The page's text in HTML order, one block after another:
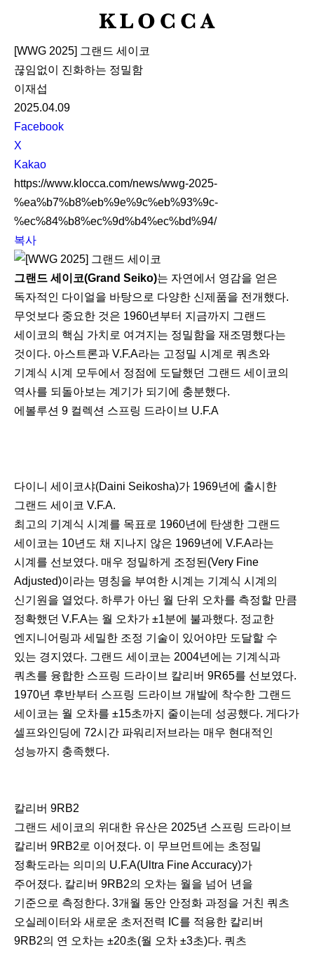
K
O
C
[WWG 2025] 그랜드 세이코
끊임없이 진화하는 정밀함
이재섭
2025.04.09
S
N
S
S
h
a
r
e
Facebook
X
Kakao
https://www.klocca.com/news/wwg-2025-
%ea%b7%b8%eb%9e%9c%eb%93%9c-
%ec%84%b8%ec%9d%b4%ec%bd%94/
복사
그랜드 세이코(Grand Seiko)는 자연에서 영감을 얻은
독자적인 다이얼을 바탕으로 다양한 신제품을 전개했다.
무엇보다 중요한 것은 1960년부터 지금까지 그랜드
세이코의 핵심 가치로 여겨지는 정밀함을 재조명했다는
것이다. 아스트론과 V.F.A라는 고정밀 시계로 쿼츠와
기계식 시계 모두에서 정점에 도달했던 그랜드 세이코의
역사를 되돌아보는 계기가 되기에 충분했다.
에볼루션 9 컬렉션 스프링 드라이브 U.F.A
다이니 세이코샤(Daini Seikosha)가 1969년에 출시한
그랜드 세이코 V.F.A.
최고의 기계식 시계를 목표로 1960년에 탄생한 그랜드
세이코는 10년도 채 지나지 않은 1969년에 V.F.A라는
시계를 선보였다. 매우 정밀하게 조정된(Very Fine
Adjusted)이라는 명칭을 부여한 시계는 기계식 시계의
신기원을 열었다. 하루가 아닌 월 단위 오차를 측정할 만큼
정확했던 V.F.A는 월 오차가 ±1분에 불과했다. 정교한
엔지니어링과 세밀한 조정 기술이 있어야만 도달할 수
있는 경지였다. 그랜드 세이코는 2004년에는 기계식과
쿼츠를 융합한 스프링 드라이브 칼리버 9R65를 선보였다.
1970년 후반부터 스프링 드라이브 개발에 착수한 그랜드
세이코는 월 오차를 ±15초까지 줄이는데 성공했다. 게다가
셀프와인딩에 72시간 파워리저브라는 매우 현대적인
성능까지 충족했다.
칼리버 9RB2
그랜드 세이코의 위대한 유산은 2025년 스프링 드라이브
칼리버 9RB2로 이어졌다. 이 무브먼트에는 초정밀
정확도라는 의미의 U.F.A(Ultra Fine Accuracy)가
주어졌다. 칼리버 9RB2의 오차는 월을 넘어 년을
기준으로 측정한다. 3개월 동안 안정화 과정을 거친 쿼츠
오실레이터와 새로운 초저전력 IC를 적용한 칼리버
9RB2의 연 오차는 ±20초(월 오차 ±3초)다. 쿼츠